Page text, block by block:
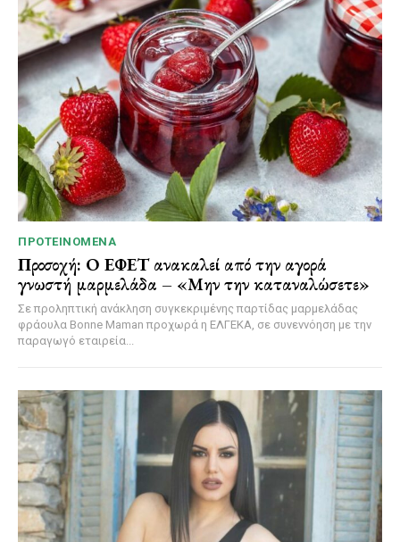
ΠΡΟΤΕΙΝΌΜΕΝΑ
Προσοχή: Ο ΕΦΕΤ ανακαλεί από την αγορά
γνωστή μαρμελάδα – «Μην την καταναλώσετε»
Σε προληπτική ανάκληση συγκεκριμένης παρτίδας μαρμελάδας
φράουλα Bonne Maman προχωρά η ΕΛΓΕΚΑ, σε συνεννόηση με την
παραγωγό εταιρεία...